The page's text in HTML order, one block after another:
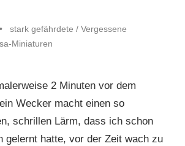
stark gefährdete / Vergessene
Miniaturen
2 Minuten vor dem
Wecker macht einen so
schrillen Lärm, dass ich schon
gelernt hatte, vor der Zeit wach zu